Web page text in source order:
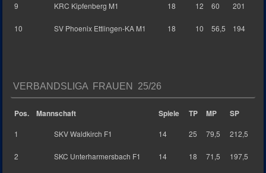
9 KRC Kipfenberg M1 18 12 60 201
10 SV Phoenix Ettlingen-KA M1 18 10 56,5 194
VERBANDSLIGA FRAUEN 25/26
Pos. Mannschaft Spiele TP MP SP
1 SKV Waldkirch F1 14 25 79,5 212,5
2 SKC Unterharmersbach F1 14 18 71,5 197,5